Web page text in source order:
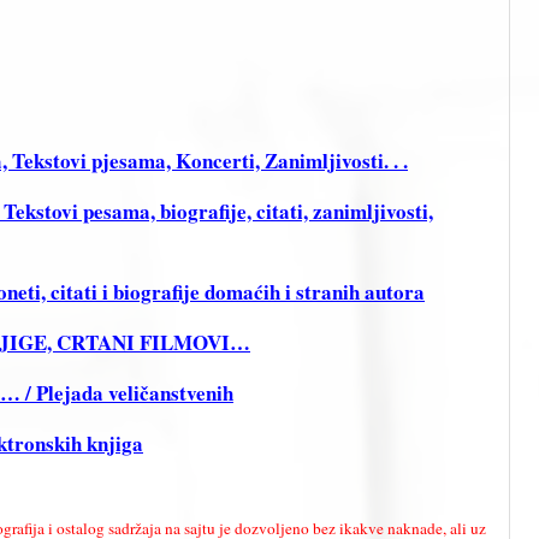
pjesama, Koncerti, Zanimljivosti. . .
pesama, biografije, citati, zanimljivosti,
citati i biografije domaćih i stranih autora
CRTANI FILMOVI…
/ Plejada veličanstvenih
knjiga
i ostalog sadržaja na sajtu je dozvoljeno bez ikakve naknade, ali uz